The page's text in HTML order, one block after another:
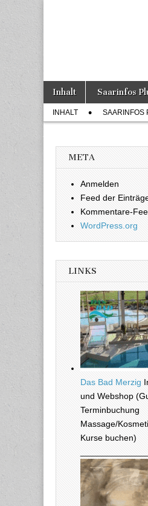
Hauptmenü
Weiter zum Inhalt
Inhalt Saarinfos
Untermenü
INHALT SAARINFOS
META
Anmelden
Feed der
Kommentare-
WordPress.org
LINKS
Das Bad Merzig
und Webshop
Terminbuchung
Massage/
Kurse buchen)